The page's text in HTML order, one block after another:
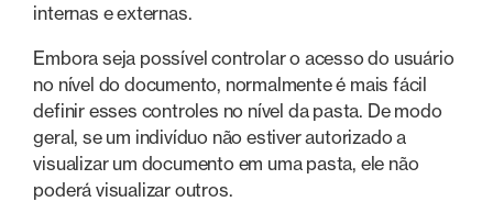
internas e externas.
Embora seja possível controlar o acesso do usuário
no nível do documento, normalmente é mais fácil
definir esses controles no nível da pasta. De modo
geral, se um indivíduo não estiver autorizado a
visualizar um documento em uma pasta, ele não
poderá visualizar outros.